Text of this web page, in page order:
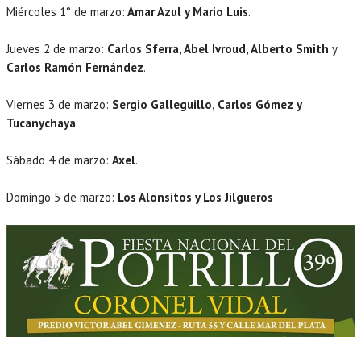
Miércoles 1° de marzo: Amar Azul y Mario Luis.
Jueves 2 de marzo: Carlos Sferra, Abel Ivroud, Alberto Smith y
Carlos Ramón Fernández.
Viernes 3 de marzo: Sergio Galleguillo, Carlos Gómez y
Tucanychaya.
Sábado 4 de marzo: Axel.
Domingo 5 de marzo: Los Alonsitos y Los Jilgueros